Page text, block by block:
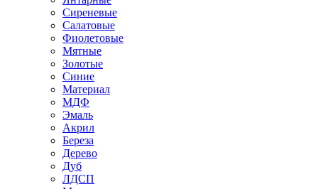
Сиреневые
Салатовые
Фиолетовые
Мятные
Золотые
Синие
Материал
МДФ
Эмаль
Акрил
Береза
Дерево
Дуб
ЛДСП